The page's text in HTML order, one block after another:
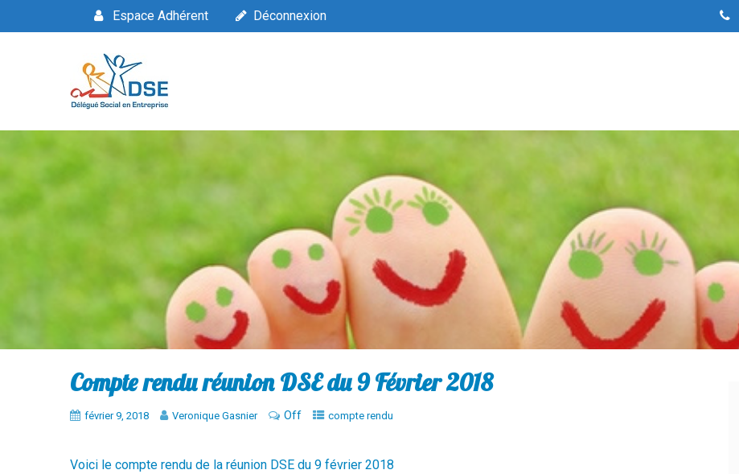
Espace Adhérent Déconnexion
Compte rendu réunion DSE du 9 Février 2018
février 9, 2018 Veronique Gasnier Off compte rendu
Voici le compte rendu de la réunion DSE du 9 février 2018